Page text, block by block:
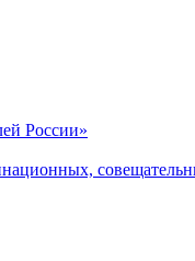
России»